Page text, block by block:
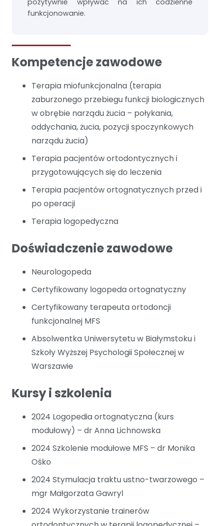
funkcjonowanie.
Kompetencje zawodowe
Terapia miofunkcjonalna (terapia
zaburzonego przebiegu funkcji biologicznych
w obrębie narządu żucia – połykania,
oddychania, żucia, pozycji spoczynkowych
narządu żucia)
Terapia pacjentów ortodontycznych i
przygotowujących się do leczenia
Terapia pacjentów ortognatycznych przed i
po operacji
Terapia logopedyczna
Doświadczenie zawodowe
Neurologopeda
Certyfikowany logopeda ortognatyczny
Certyfikowany terapeuta ortodoncji
funkcjonalnej MFS
Absolwentka Uniwersytetu w Białymstoku i
Szkoły Wyższej Psychologii Społecznej w
Warszawie
Kursy i szkolenia
2024 Logopedia ortognatyczna (kurs
modułowy) – dr Anna Lichnowska
2024 Szkolenie modułowe MFS – dr Monika
Ośko
2024 Stymulacja traktu ustno-twarzowego –
mgr Małgorzata Gawryl
2024 Wykorzystanie trainerów